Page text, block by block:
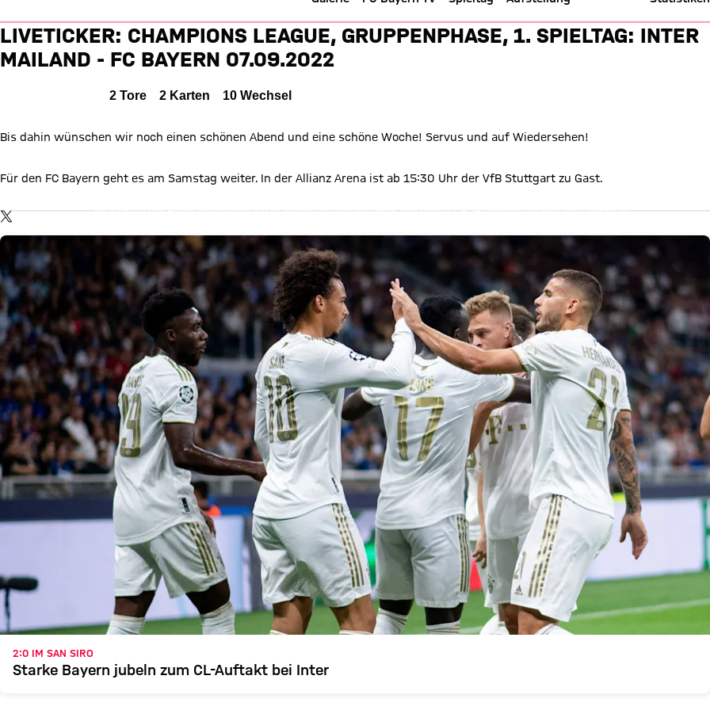
Inter Mailand gegen FC Bayern München
INTER 0 zu 2
0 : 2
FCB
Liveticker: Inter Mailand vs. FC Bayern - Champions League
LIVETICKER: CHAMPIONS LEAGUE, GRUPPENPHASE, 1. SPIELTAG: INTER
MAILAND - FC BAYERN 07.09.2022
2 Tore 2 Karten 10 Wechsel
Bis dahin wünschen wir noch einen schönen Abend und eine schöne Woche! Servus und auf Wiedersehen!
Für den FC Bayern geht es am Samstag weiter. In der Allianz Arena ist ab 15:30 Uhr der VfB Stuttgart zu Gast.
TWITTER-BEITRAG
X Inhalte anzeigen
Mit Klick auf den Button ermöglichen Sie es diesem sozialen Netzwerk, Ihre Daten (z. B. IP-Adresse) mit Hilfe von Cookies zu
Einwilligungslösung Datenschutzerklärung
2:0 IM SAN SIRO
Starke Bayern jubeln zum CL-Auftakt bei Inter